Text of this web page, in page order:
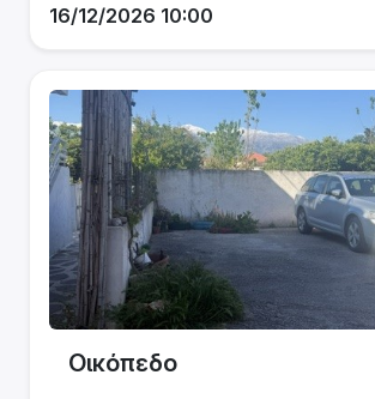
16/12/2026 10:00
Οικόπεδο